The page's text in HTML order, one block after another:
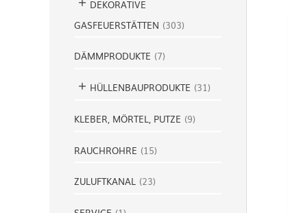
DEKORATIVE
GASFEUERSTÄTTEN (303)
DÄMMPRODUKTE (7)
HÜLLENBAUPRODUKTE (31)
KLEBER, MÖRTEL, PUTZE (9)
RAUCHROHRE (15)
ZULUFTKANAL (23)